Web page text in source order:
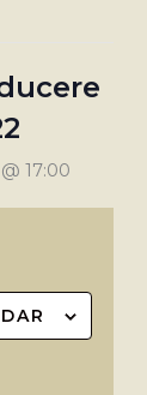
17:00